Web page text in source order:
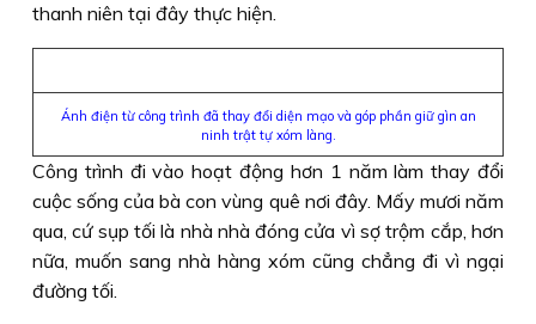
thanh niên tại đây thực hiện.
Ánh điện từ công trình đã thay đổi diện mạo và góp phần giữ gìn an
ninh trật tự xóm làng.
Công trình đi vào hoạt động hơn 1 năm làm thay đổi
cuộc sống của bà con vùng quê nơi đây. Mấy mươi năm
qua, cứ sụp tối là nhà nhà đóng cửa vì sợ trộm cắp, hơn
nữa, muốn sang nhà hàng xóm cũng chẳng đi vì ngại
đường tối.